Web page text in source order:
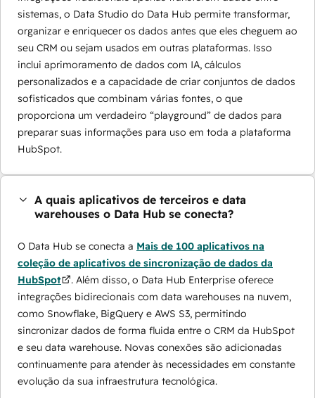
sistemas, o Data Studio do Data Hub permite transformar,
organizar e enriquecer os dados antes que eles cheguem ao
seu CRM ou sejam usados em outras plataformas. Isso
inclui aprimoramento de dados com IA, cálculos
personalizados e a capacidade de criar conjuntos de dados
sofisticados que combinam várias fontes, o que
proporciona um verdadeiro “playground” de dados para
preparar suas informações para uso em toda a plataforma
HubSpot.
A quais aplicativos de terceiros e data
warehouses o Data Hub se conecta?
O Data Hub se conecta a Mais de 100 aplicativos na
coleção de aplicativos de sincronização de dados da
HubSpot
. Além disso, o Data Hub Enterprise oferece
integrações bidirecionais com data warehouses na nuvem,
como Snowflake, BigQuery e AWS S3, permitindo
sincronizar dados de forma fluida entre o CRM da HubSpot
e seu data warehouse. Novas conexões são adicionadas
continuamente para atender às necessidades em constante
evolução da sua infraestrutura tecnológica.